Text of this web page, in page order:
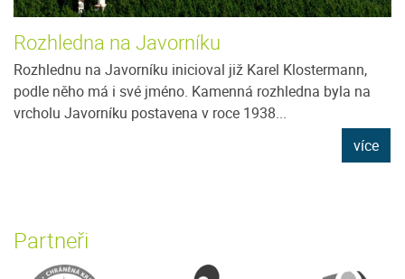
Rozhledna na Javorníku
Rozhlednu na Javorníku inicioval již Karel Klostermann,
podle něho má i své jméno. Kamenná rozhledna byla na
vrcholu Javorníku postavena v roce 1938...
více
Partneři